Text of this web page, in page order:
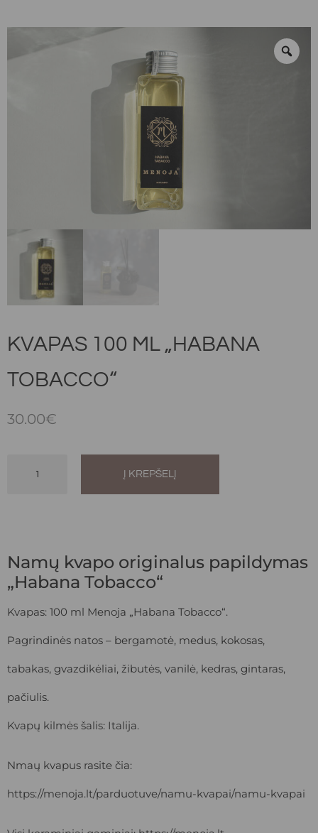
KVAPAS 100 ML „HABANA
TOBACCO“
30.00€
Į KREPŠELĮ
Namų kvapo originalus papildymas
„Habana Tobacco“
Kvapas: 100 ml Menoja „Habana Tobacco“.
Pagrindinės natos – bergamotė, medus, kokosas,
tabakas, gvazdikėliai, žibutės, vanilė, kedras, gintaras,
pačiulis.
Kvapų kilmės šalis: Italija.
Nmaų kvapus rasite čia:
https://menoja.lt/parduotuve/namu-kvapai/namu-kvapai